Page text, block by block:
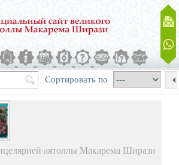
Сортировать по
аятоллы Макарема Ширази